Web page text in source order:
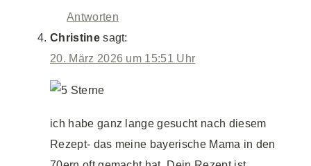
Antworten
Christine sagt:
20. März 2026 um 15:51 Uhr
ich habe ganz lange gesucht nach diesem
Rezept- das meine bayerische Mama in den